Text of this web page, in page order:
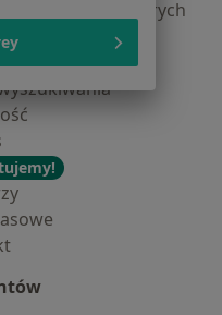
których